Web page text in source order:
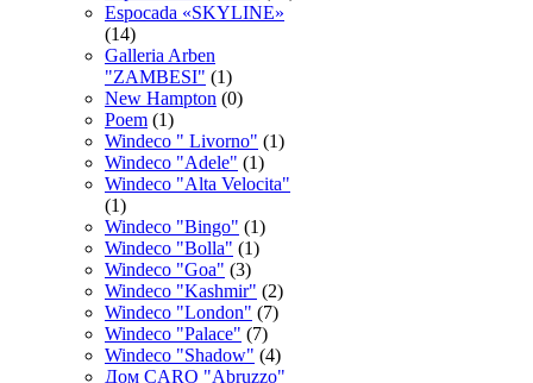
Espocadа «SKYLINE»
(14)
Galleria Arben
"ZAMBESI" (1)
New Hampton (0)
Poem (1)
Windeco " Livorno" (1)
Windeco "Adele" (1)
Windeco "Alta Velocita"
(1)
Windeco "Bingo" (1)
Windeco "Bolla" (1)
Windeco "Goa" (3)
Windeco "Kashmir" (2)
Windeco "London" (7)
Windeco "Palace" (7)
Windeco "Shadow" (4)
Дом CARO "Abruzzo"